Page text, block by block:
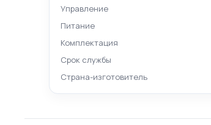
Управление
Питание
Комплектация
Срок службы
Страна-изготовитель